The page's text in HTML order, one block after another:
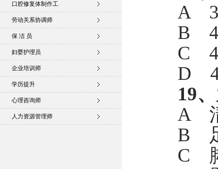
口腔修复体制作工
劳动关系协调师
保 洁 员
妇婴护理员
企业培训师
学历提升
心理咨询师
人力资源管理师
A
B
C
D
19
A
B
C